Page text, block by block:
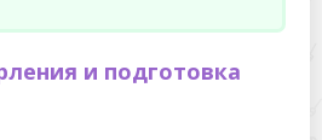
и подготовка